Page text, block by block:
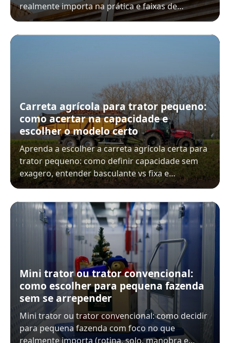
realmente importa na prática e faixas de…
Carreta agrícola para trator pequeno:
como acertar na capacidade e
escolher o modelo certo
Aprenda a escolher a carreta agrícola certa para
trator pequeno: como definir capacidade sem
exagero, entender basculante vs fixa e…
Mini trator ou trator convencional:
como escolher para pequena fazenda
sem se arrepender
Mini trator ou trator convencional: como decidir
para pequena fazenda com foco no que
realmente importa (rotina, solo, manobra e…